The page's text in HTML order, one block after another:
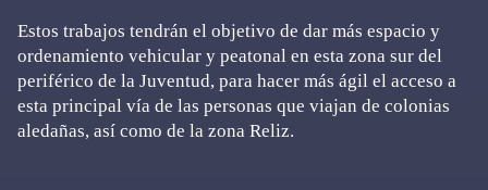
Estos trabajos tendrán el objetivo de dar más espacio y
ordenamiento vehicular y peatonal en esta zona sur del
periférico de la Juventud, para hacer más ágil el acceso a
esta principal vía de las personas que viajan de colonias
aledañas, así como de la zona Reliz.